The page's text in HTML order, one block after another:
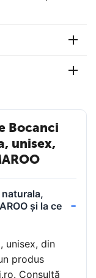
Bocanci
unisex,
și la ce
unisex, din
produs
Consultă